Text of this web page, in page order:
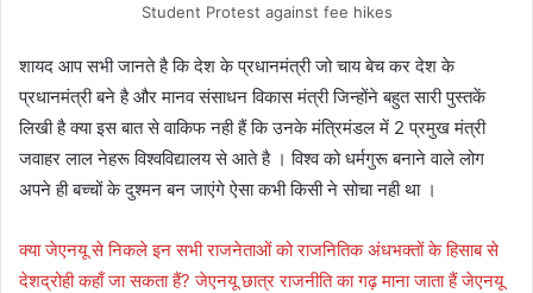
Student Protest against fee hikes
शायद आप सभी जानते है कि देश के प्रधानमंत्री जो चाय बेच कर देश के
प्रधानमंत्री बने है और मानव संसाधन विकास मंत्री जिन्होंने बहुत सारी पुस्तकें
लिखी है क्या इस बात से वाकिफ नही हैं कि उनके मंत्रिमंडल में 2 प्रमुख मंत्री
जवाहर लाल नेहरू विश्वविद्यालय से आते है । विश्व को धर्मगुरू बनाने वाले लोग
अपने ही बच्चों के दुश्मन बन जाएंगे ऐसा कभी किसी ने सोचा नही था ।
क्या जेएनयू से निकले इन सभी राजनेताओं को राजनितिक अंधभक्तों के हिसाब से
देशद्रोही कहाँ जा सकता हैं? जेएनयू छात्र राजनीति का गढ़ माना जाता हैं जेएनयू